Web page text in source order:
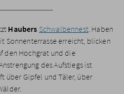
Haubers Schwalbennest. Haben
Sonnenterrasse erreicht, blicken
den Hochgrat und die
des Aufstiegs ist
über Gipfel und Täler, über